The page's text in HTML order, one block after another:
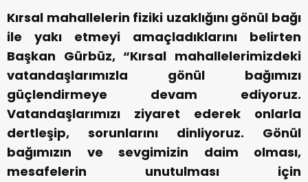
Kırsal mahallelerin fiziki uzaklığını gönül bağı
ile yakı etmeyi amaçladıklarını belirten
Başkan Gürbüz, “Kırsal mahallelerimizdeki
vatandaşlarımızla gönül bağımızı
güçlendirmeye devam ediyoruz.
Vatandaşlarımızı ziyaret ederek onlarla
dertleşip, sorunlarını dinliyoruz. Gönül
bağımızın ve sevgimizin daim olması,
mesafelerin unutulması için